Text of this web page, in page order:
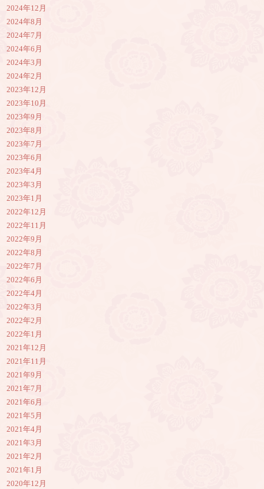
2024年12月
2024年8月
2024年7月
2024年6月
2024年3月
2024年2月
2023年12月
2023年10月
2023年9月
2023年8月
2023年7月
2023年6月
2023年4月
2023年3月
2023年1月
2022年12月
2022年11月
2022年9月
2022年8月
2022年7月
2022年6月
2022年4月
2022年3月
2022年2月
2022年1月
2021年12月
2021年11月
2021年9月
2021年7月
2021年6月
2021年5月
2021年4月
2021年3月
2021年2月
2021年1月
2020年12月